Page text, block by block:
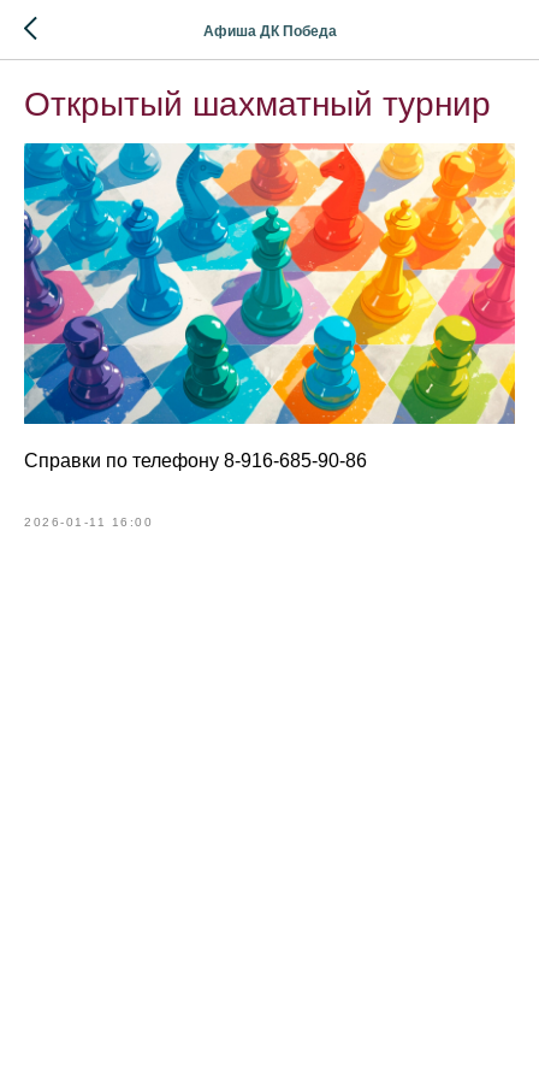
Афиша ДК Победа
Открытый шахматный турнир
Справки по телефону 8-916-685-90-86
2026-01-11 16:00